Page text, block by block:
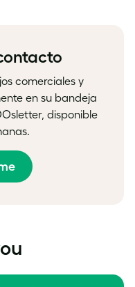
comerciales y
en su bandeja
disponible